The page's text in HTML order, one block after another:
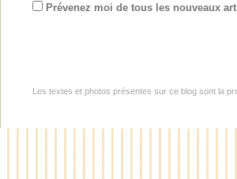
Prévenez moi de tous les nouveaux
Les textes et photos présentes sur ce blog sont la